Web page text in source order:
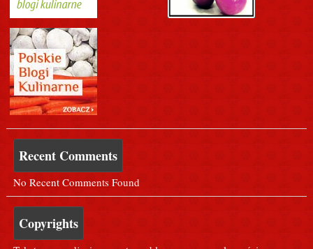
Recent Comments
No Recent Comments Found
Copyrights